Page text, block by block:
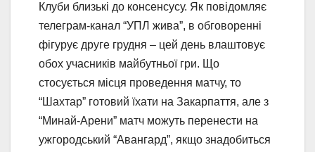
Клуби близькі до консенсусу. Як повідомляє
телеграм-канал “УПЛ жива”, в обговоренні
фігурує друге грудня – цей день влаштовує
обох учасників майбутньої гри. Що
стосується місця проведення матчу, то
“Шахтар” готовий їхати на Закарпаття, але з
“Минай-Арени” матч можуть перенести на
ужгородський “Авангард”, якщо знадобиться